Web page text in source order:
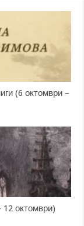
(6 октомври –
октомври)